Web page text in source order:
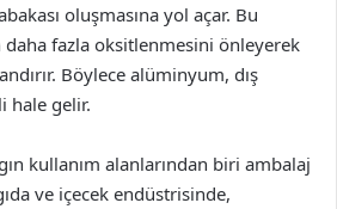
oluşmasına yol açar. Bu
fazla oksitlenmesini önleyerek
Böylece alüminyum, dış
hale gelir.
kullanım alanlarından biri ambalaj
ve içecek endüstrisinde,